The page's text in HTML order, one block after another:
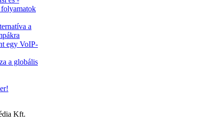
folyamatok
a
egy VoIP-
a globális
Kft.